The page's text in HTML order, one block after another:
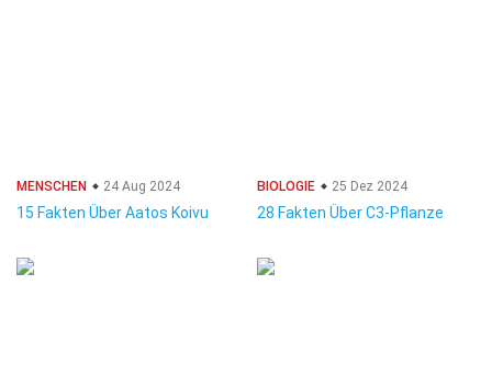
MENSCHEN 24 Aug 2024
15 Fakten Über Aatos Koivu
BIOLOGIE 25 Dez 2024
28 Fakten Über C3-Pflanze